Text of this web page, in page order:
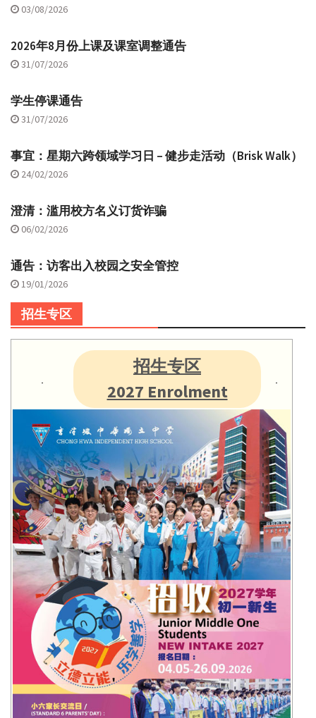
03/08/2026
2026年8月份上课及课室调整通告
31/07/2026
学生停课通告
31/07/2026
事宜：星期六跨领域学习日 – 健步走活动（Brisk Walk）
24/02/2026
澄清：滥用校方名义订货诈骗
06/02/2026
通告：访客出入校园之安全管控
19/01/2026
招生专区
招生专区
2027 Enrolment